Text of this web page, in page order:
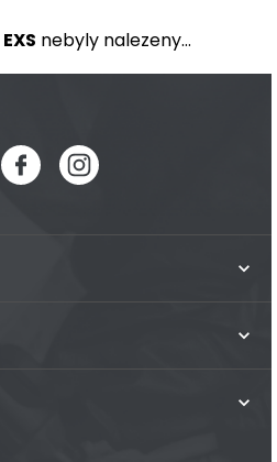
EXS nebyly nalezeny...